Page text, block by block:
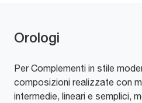
Orologi
Per Complementi in stile
composizioni realizzate con
intermedie, lineari e semplici,